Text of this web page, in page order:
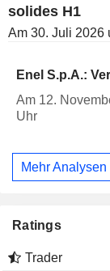
solides H1
Am 30. Juli 2026
Enel S.p.A.:
Am 12.
Uhr
Mehr Analysen
Ratings
Trader